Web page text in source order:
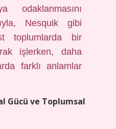
odaklanmasını
Nesquik gibi
toplumlarda bir
işlerken, daha
farklı anlamlar
Gücü ve Toplumsal